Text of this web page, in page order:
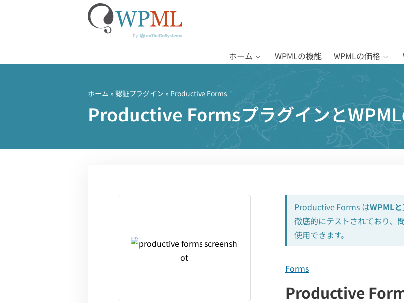
キ
ホーム WPMLの機能 WPMLの価格
ホーム » 認証プラグイン » Productive Forms
Productive Formsプラグインと
Productive Forms はWPML
徹底的にテストされており、
使用できます。
Forms
Productive